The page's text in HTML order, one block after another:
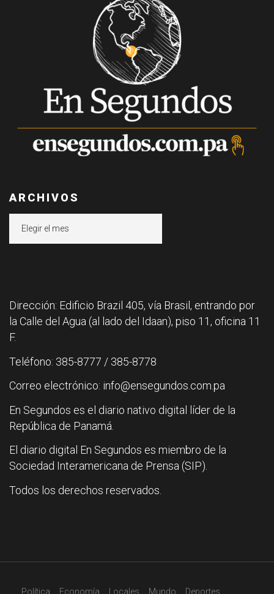
ARCHIVOS
Dirección: Edificio Brazil 405, vía Brasil, entrando por
la Calle del Agua (al lado del Idaan), piso 11, oficina 11
F.
Teléfono: 385-8777 / 385-8778
Correo electrónico: info@ensegundos.com.pa
En Segundos es el diario nativo digital líder de la
República de Panamá.
El diario digital En Segundos es miembro de la
Sociedad Interamericana de Prensa (SIP).
Todos los derechos reservados.
Política Economía Locales Mundo Deportes